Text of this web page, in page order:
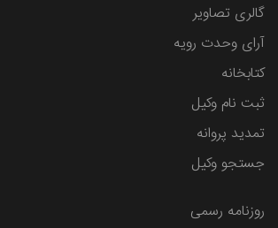
گالری تصاویر
آرای وحدت رویه
کتابخانه
ثبت نام وکیل
تمدید پروانه
جستجو وکیل
روزنامه رسمی